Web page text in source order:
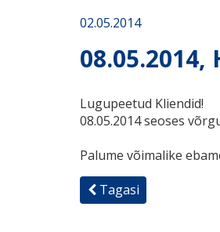
02.05.2014
Lugupeetud Kliendid!
08.05.2014 seoses
Palume võimalike
Tagasi